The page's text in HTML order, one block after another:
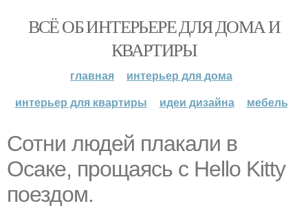
ВСЁ ОБ ИНТЕРЬЕРЕ ДЛЯ ДОМА И
КВАРТИРЫ
главная
интерьер для дома
интерьер для квартиры
идеи дизайна мебель
Сотни людей плакали в
Осаке, прощаясь с Hello Kitty
поездом.